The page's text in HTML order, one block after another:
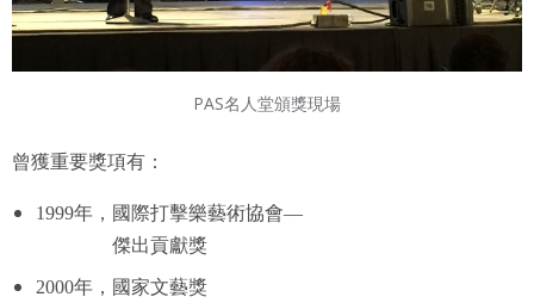
PAS名人堂頒獎現場
曾獲重要獎項有：
1999年，國際打擊樂藝術協會—
傑出貢獻獎
2000年，國家文藝獎